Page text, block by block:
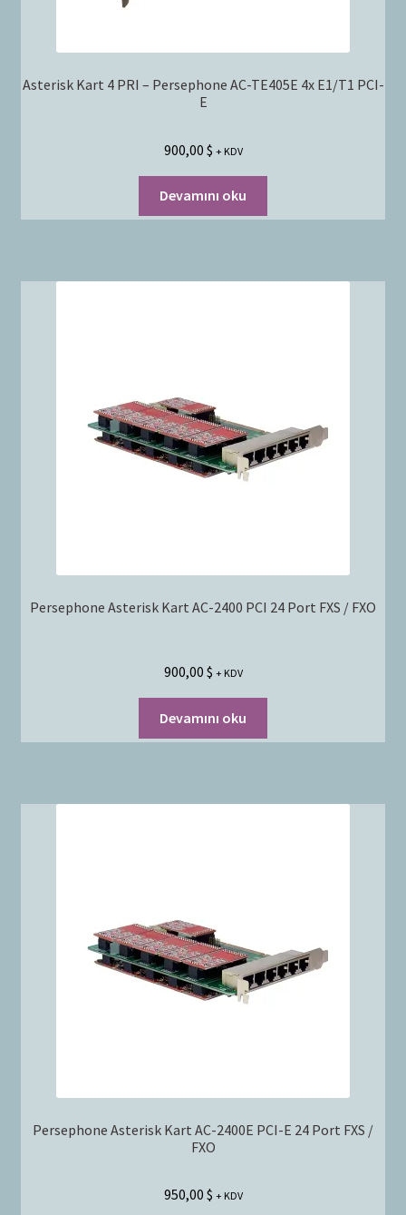
Asterisk Kart 4 PRI – Persephone AC-TE405E 4x E1/T1 PCI-
E
900,00 $ + KDV
Devamını oku
Persephone Asterisk Kart AC-2400 PCI 24 Port FXS / FXO
900,00 $ + KDV
Devamını oku
Persephone Asterisk Kart AC-2400E PCI-E 24 Port FXS /
FXO
950,00 $ + KDV